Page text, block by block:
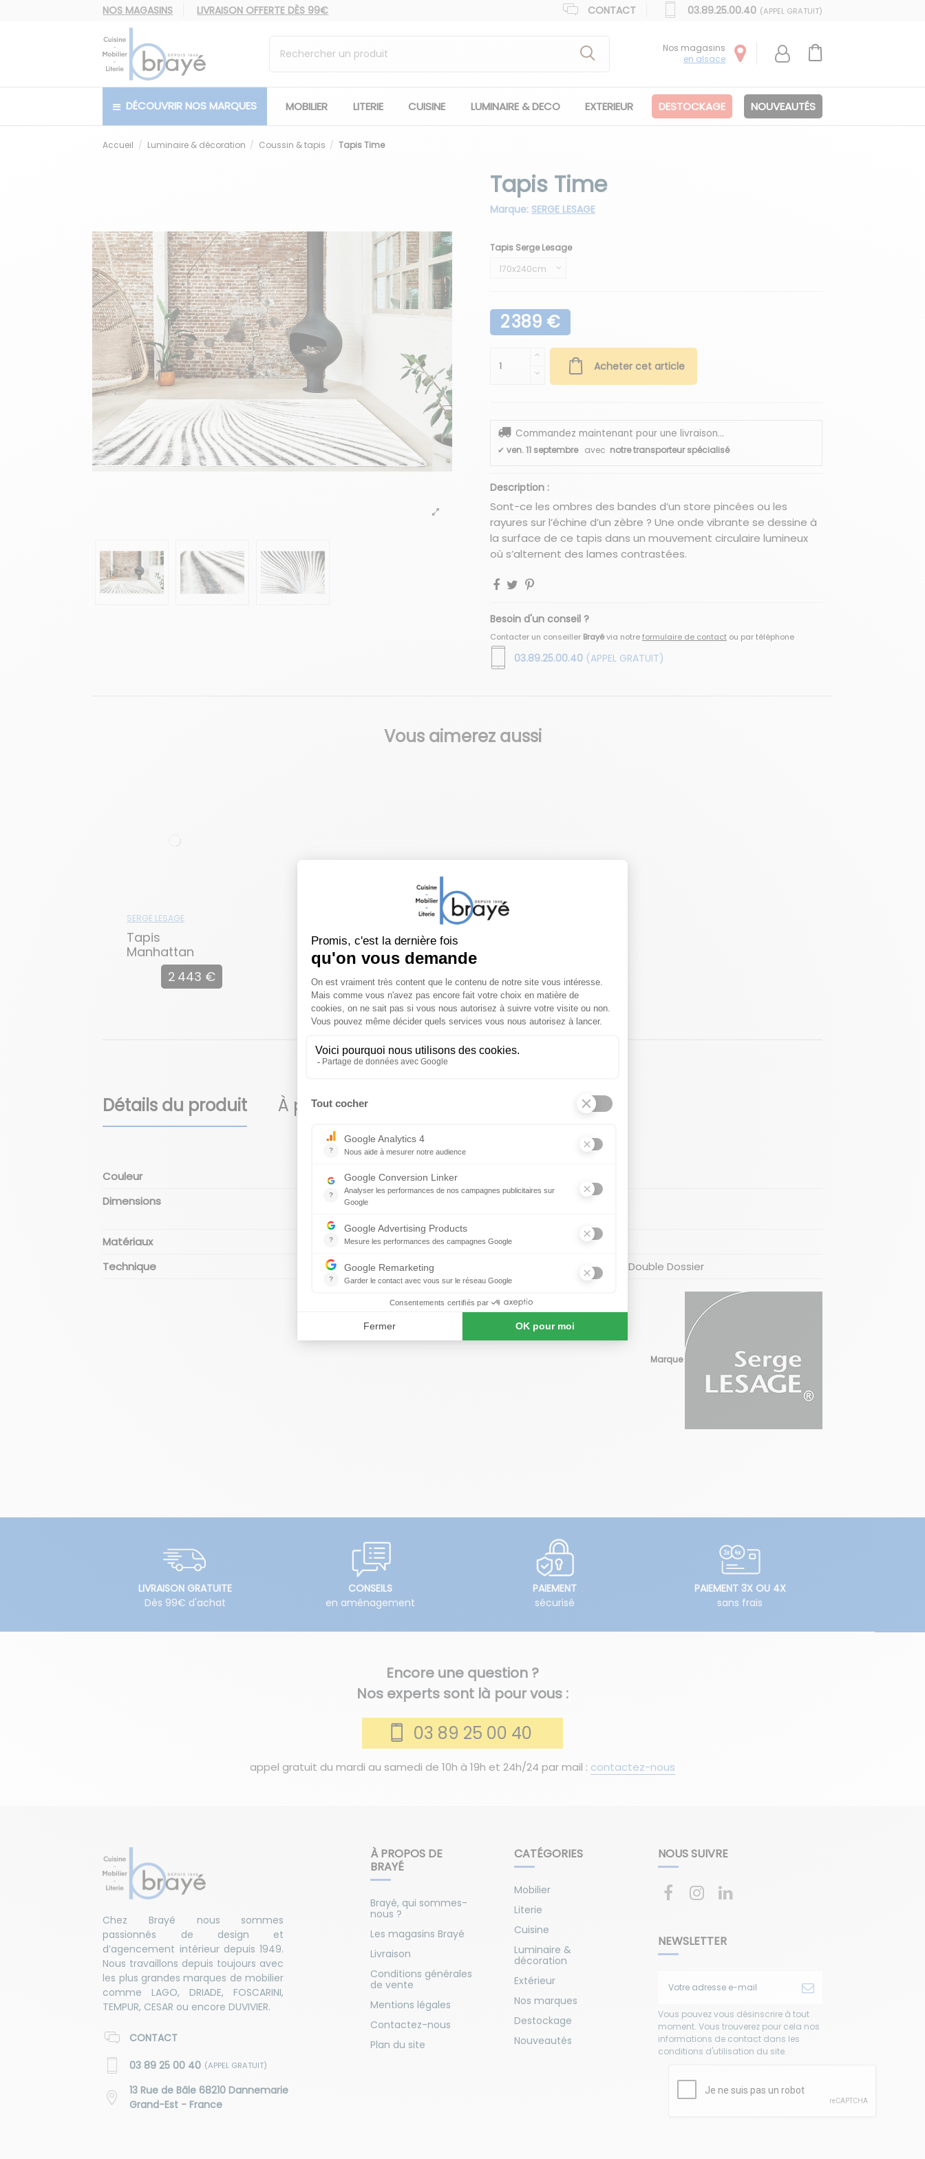
NOS MAGASINS LIVRAISON OFFERTE DÈS 99€ CONTACT 03.89.25.00.40 (APPEL GRATUIT)
Nos magasins
en alsace
DÉCOUVRIR NOS MARQUES MOBILIER LITERIE CUISINE LUMINAIRE & DECO EXTERIEUR DESTOCKAGE NOUVEAUTÉS
Accueil Luminaire & décoration Coussin & tapis Tapis Time
Tapis Time
Marque: SERGE LESAGE
Tapis Serge Lesage
2 389 €
Acheter cet article
Commandez maintenant pour une livraison...
✔ ven. 11 septembre avec notre transporteur spécialisé
Description :
Sont-ce les ombres des bandes d’un store pincées ou les
rayures sur l’échine d’un zèbre ? Une onde vibrante se dessine à
la surface de ce tapis dans un mouvement circulaire lumineux
où s’alternent des lames contrastées.
Besoin d'un conseil ?
Contacter un conseiller Brayévia notreformulaire de contact ou par téléphone
03.89.25.00.40 (APPEL GRATUIT)
Vous aimerez aussi
SERGE LESAGE
Tapis
Manhattan
2 443 €
Tapis Time
Détails du produit À propos de SERGE LESAGE
Couleur
Dimensions
Matériaux
100% Tencel TM
Technique
Tissé Main et Imprimé à la main, Double Dossier
Marque
Encore une question ?
Nos experts sont là pour vous :
03 89 25 00 40
appel gratuit du mardi au samedi de 10h à 19h et 24h/24 par mail : contactez-nous
LIVRAISON GRATUITE
Dès 99€ d'achat
CONSEILS
en aménagement
PAIEMENT
sécurisé
PAIEMENT 3X OU 4X
sans frais
À PROPOS DE
BRAYÉ
Brayé, qui sommes-
nous ?
Les magasins Brayé
Livraison
Conditions générales
de vente
Mentions légales
Contactez-nous
Plan du site
CATÉGORIES
Mobilier
Literie
Cuisine
Luminaire &
décoration
Extérieur
Nos marques
Destockage
Nouveautés
Chez Brayé nous sommes
passionnés de design et
d’agencement intérieur depuis 1949.
Nous travaillons depuis toujours avec
les plus grandes marques de mobilier
comme LAGO, DRIADE, FOSCARINI,
TEMPUR, CESAR ou encore DUVIVIER.
CONTACT
03 89 25 00 40 (APPEL GRATUIT)
13 Rue de Bâle 68210 Dannemarie
Grand-Est - France
NOUS SUIVRE
NEWSLETTER
Vous pouvez vous désinscrire à tout
moment. Vous trouverez pour cela nos
informations de contact dans les
conditions d'utilisation du site.